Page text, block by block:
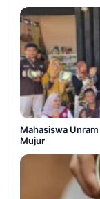
Mahasiswa
Mujur